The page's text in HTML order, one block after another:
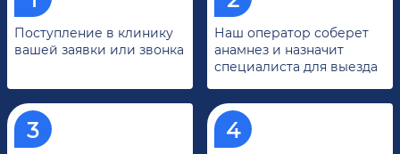
Поступление в клинику
вашей заявки или звонка
Наш оператор соберет
анамнез и назначит
специалиста для выезда